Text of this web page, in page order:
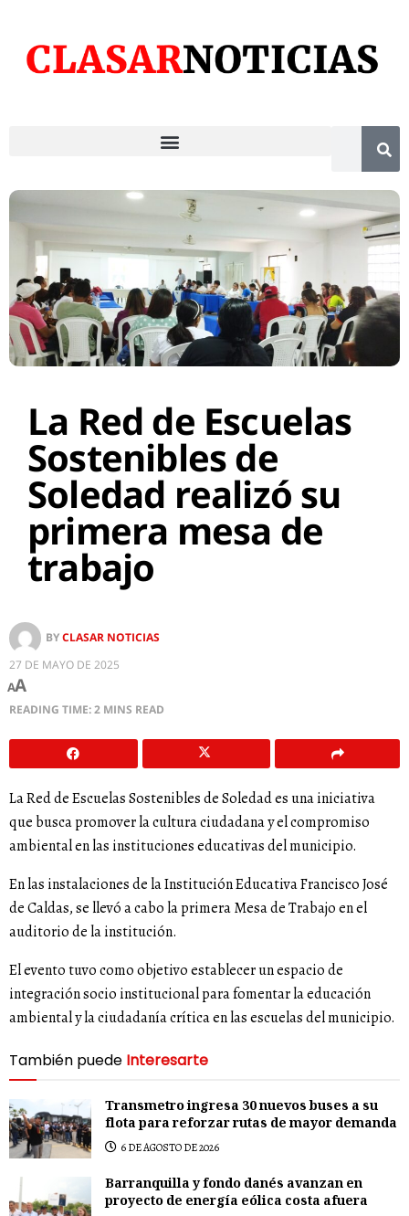
La Red de Escuelas
Sostenibles de
Soledad realizó su
primera mesa de
trabajo
BYCLASAR NOTICIAS
27 DE MAYO DE 2025
AA
READING TIME: 2 MINS READ
La Red de Escuelas Sostenibles de Soledad es una iniciativa
que busca promover la cultura ciudadana y el compromiso
ambiental en las instituciones educativas del municipio.
En las instalaciones de la Institución Educativa Francisco José
de Caldas, se llevó a cabo la primera Mesa de Trabajo en el
auditorio de la institución.
El evento tuvo como objetivo establecer un espacio de
integración socio institucional para fomentar la educación
ambiental y la ciudadanía crítica en las escuelas del municipio.
También puede Interesarte
Transmetro ingresa 30 nuevos buses a su
flota para reforzar rutas de mayor demanda
6 DE AGOSTO DE 2026
Barranquilla y fondo danés avanzan en
proyecto de energía eólica costa afuera